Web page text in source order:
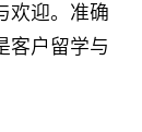
欢迎。准确
客户留学与